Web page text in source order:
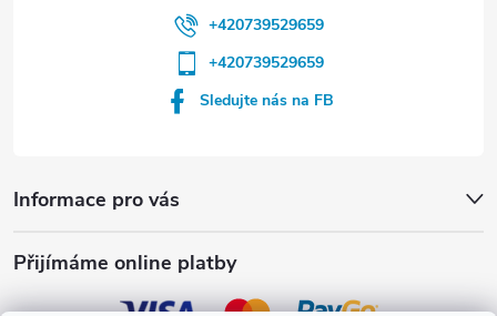
Informace pro vás
Přijímáme online platby
+420739529659
+420739529659
Sledujte nás na FB